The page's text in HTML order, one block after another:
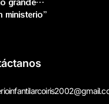
ministerio”